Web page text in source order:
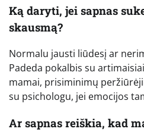
Ką daryti, jei sapnas
skausmą?
Normalu jausti liūdesį ar
Padeda pokalbis su
mamai, prisiminimų
su psichologu, jei emocijos
Ar sapnas reiškia, kad